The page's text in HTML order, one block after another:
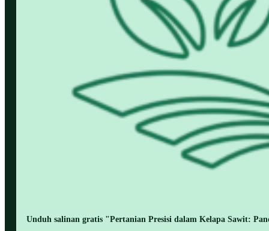
Unduh salinan gratis "Pertanian Presisi dalam Kelapa Sawit: